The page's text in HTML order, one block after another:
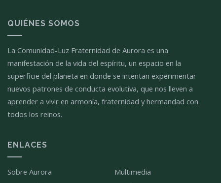
QUIÉNES SOMOS
La Comunidad-Luz Fraternidad de Aurora es una
manifestación de la vida del espíritu, un espacio en la
superficie del planeta en donde se intentan experimentar
nuevos patrones de conducta evolutiva, que nos lleven a
aprender a vivir en armonía, fraternidad y hermandad con
todos los reinos.
ENLACES
Sobre Aurora
Multimedia